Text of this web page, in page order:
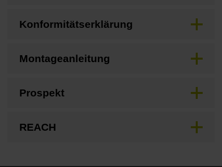
Konformitätserklärung
Montageanleitung
Prospekt
REACH